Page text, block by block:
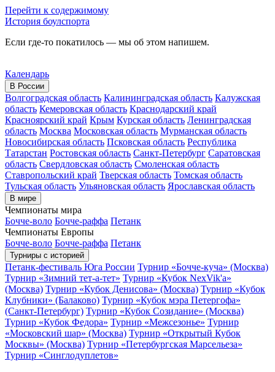
Перейти к содержимому
История боулспорта
Если где-то покатилось — мы об этом напишем.
Календарь
В России
Волгоградская область Калининградская область Калужская
область Кемеровская область Краснодарский край
Красноярский край Крым Курская область Ленинградская
область Москва Московская область Мурманская область
Новосибирская область Псковская область Республика
Татарстан Ростовская область Санкт-Петербург Саратовская
область Свердловская область Смоленская область
Ставропольский край Тверская область Томская область
Тульская область Ульяновская область Ярославская область
В мире
Чемпионаты мира
Бочче-воло Бочче-раффа Петанк
Чемпионаты Европы
Бочче-воло Бочче-раффа Петанк
Турниры с историей
Петанк-фестиваль Юга России Турнир «Бочче-куча» (Москва)
Турнир «Зимний тет-а-тет» Турнир «Кубок NexVik'a»
(Москва) Турнир «Кубок Денисова» (Москва) Турнир «Кубок
Клубники» (Балаково) Турнир «Кубок мэра Петергофа»
(Санкт-Петербург) Турнир «Кубок Созидание» (Москва)
Турнир «Кубок Федора» Турнир «Межсезонье» Турнир
«Московский шар» (Москва) Турнир «Открытый Кубок
Москвы» (Москва) Турнир «Петербургская Марсельеза»
Турнир «Синглодуплетов»